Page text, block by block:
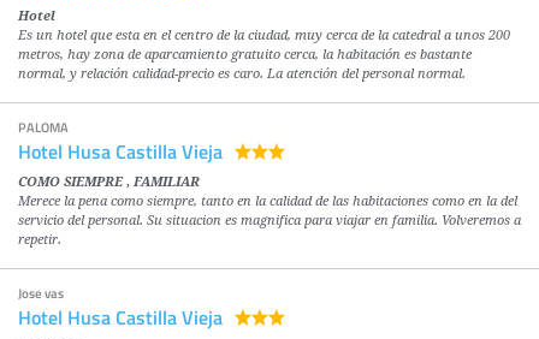
Hotel
Es un hotel que esta en el centro de la ciudad, muy cerca de la catedral a unos 200
metros, hay zona de aparcamiento gratuito cerca, la habitación es bastante
normal, y relación calidad-precio es caro. La atención del personal normal.
PALOMA
Hotel Husa Castilla Vieja
COMO SIEMPRE , FAMILIAR
Merece la pena como siempre, tanto en la calidad de las habitaciones como en la del
servicio del personal. Su situacion es magnifica para viajar en familia. Volveremos a
repetir.
Jose vas
Hotel Husa Castilla Vieja